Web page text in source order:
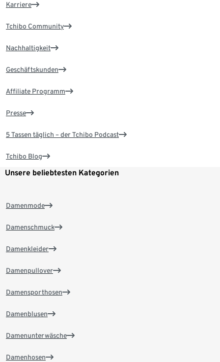
Karriere
Tchibo Community
Nachhaltigkeit
Geschäftskunden
Affiliate Programm
Presse
5 Tassen täglich – der Tchibo Podcast
Tchibo Blog
Unsere beliebtesten Kategorien
Damenmode
Damenschmuck
Damenkleider
Damenpullover
Damensporthosen
Damenblusen
Damenunterwäsche
Damenhosen